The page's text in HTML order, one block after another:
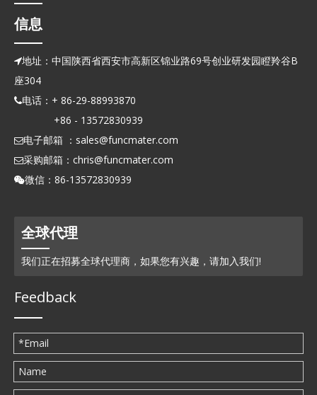
信息
地址：中国陕西省西安市高新区锦业路69号创业研发园瞪羚谷B
座304
电话：+ 86-29-88993870
+86 - 13572830939
电子邮箱 ： sales@funcmater.com
采购邮箱： chris@funcmater.com
微信：86-13572830939
全球代理
我们正在招募全球代理商，如果您有兴趣，请加入我们!
Feedback